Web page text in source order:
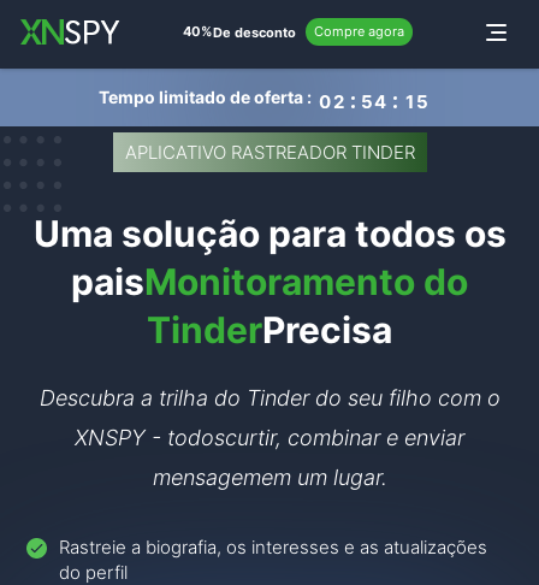
Alternar
40%De desconto Compre agora
Tempo limitado de oferta : 0 2 54 1 4
APLICATIVO RASTREADOR TINDER
Uma solução para todos os
paisMonitoramento do
TinderPrecisa
Descubra a trilha do Tinder do seu filho com o
XNSPY - todoscurtir, combinar e enviar
mensagemem um lugar.
Rastreie a biografia, os interesses e as atualizações
do perfil